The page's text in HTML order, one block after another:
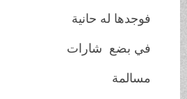
فوجدها له حانية
في بضع شارات
مسالمة